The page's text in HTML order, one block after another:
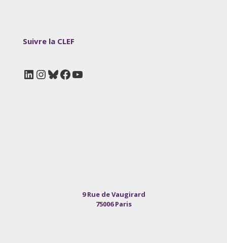
Suivre la CLEF
LinkedIn
Instagram
Bluesky
Facebook
YouTube
9 Rue de Vaugirard
75006 Paris